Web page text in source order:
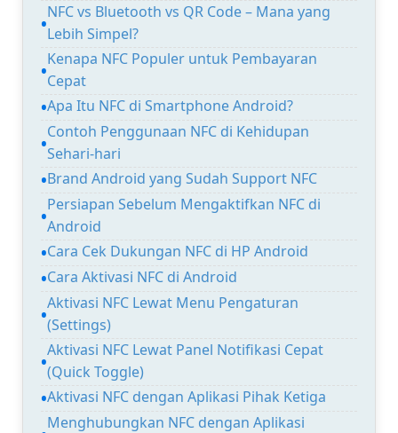
NFC vs Bluetooth vs QR Code – Mana yang
Lebih Simpel?
Kenapa NFC Populer untuk Pembayaran
Cepat
Apa Itu NFC di Smartphone Android?
Contoh Penggunaan NFC di Kehidupan
Sehari-hari
Brand Android yang Sudah Support NFC
Persiapan Sebelum Mengaktifkan NFC di
Android
Cara Cek Dukungan NFC di HP Android
Cara Aktivasi NFC di Android
Aktivasi NFC Lewat Menu Pengaturan
(Settings)
Aktivasi NFC Lewat Panel Notifikasi Cepat
(Quick Toggle)
Aktivasi NFC dengan Aplikasi Pihak Ketiga
Menghubungkan NFC dengan Aplikasi